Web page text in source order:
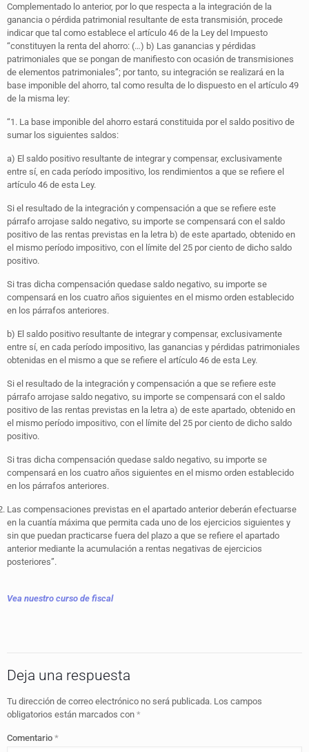
Complementado lo anterior, por lo que respecta a la integración de la
ganancia o pérdida patrimonial resultante de esta transmisión, procede
indicar que tal como establece el artículo 46 de la Ley del Impuesto
“constituyen la renta del ahorro: (…) b) Las ganancias y pérdidas
patrimoniales que se pongan de manifiesto con ocasión de transmisiones
de elementos patrimoniales”; por tanto, su integración se realizará en la
base imponible del ahorro, tal como resulta de lo dispuesto en el artículo 49
de la misma ley:
“1. La base imponible del ahorro estará constituida por el saldo positivo de
sumar los siguientes saldos:
a) El saldo positivo resultante de integrar y compensar, exclusivamente
entre sí, en cada período impositivo, los rendimientos a que se refiere el
artículo 46 de esta Ley.
Si el resultado de la integración y compensación a que se refiere este
párrafo arrojase saldo negativo, su importe se compensará con el saldo
positivo de las rentas previstas en la letra b) de este apartado, obtenido en
el mismo período impositivo, con el límite del 25 por ciento de dicho saldo
positivo.
Si tras dicha compensación quedase saldo negativo, su importe se
compensará en los cuatro años siguientes en el mismo orden establecido
en los párrafos anteriores.
b) El saldo positivo resultante de integrar y compensar, exclusivamente
entre sí, en cada período impositivo, las ganancias y pérdidas patrimoniales
obtenidas en el mismo a que se refiere el artículo 46 de esta Ley.
Si el resultado de la integración y compensación a que se refiere este
párrafo arrojase saldo negativo, su importe se compensará con el saldo
positivo de las rentas previstas en la letra a) de este apartado, obtenido en
el mismo período impositivo, con el límite del 25 por ciento de dicho saldo
positivo.
Si tras dicha compensación quedase saldo negativo, su importe se
compensará en los cuatro años siguientes en el mismo orden establecido
en los párrafos anteriores.
Las compensaciones previstas en el apartado anterior deberán efectuarse
en la cuantía máxima que permita cada uno de los ejercicios siguientes y
sin que puedan practicarse fuera del plazo a que se refiere el apartado
anterior mediante la acumulación a rentas negativas de ejercicios
posteriores”.
Vea nuestro curso de fiscal
Deja una respuesta
Tu dirección de correo electrónico no será publicada. Los campos
obligatorios están marcados con *
Comentario *